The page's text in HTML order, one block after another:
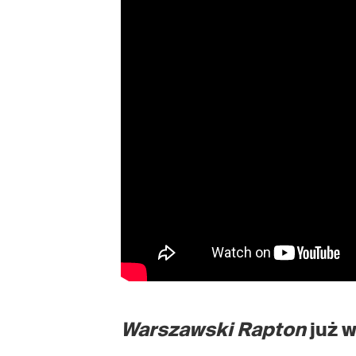
Warszawski Raptonjuż